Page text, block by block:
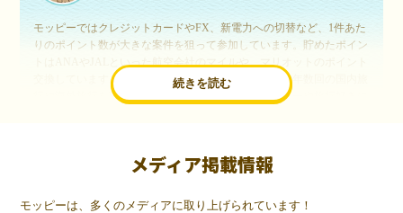
続きを読む
モッピーではクレジットカードやFX、新電力への切替など、1件あた
りのポイント数が大きな案件を狙って参加しています。貯めたポイン
交換しています。このようにすることで、ほぼ無料で年数回の国内旅
行や海外旅行を実現しています。モッピーは陸マイラーや旅行好きに
いつものネットショッピングが、モッピーでお得
（20代・女性）
メディア掲載情報
モッピーは、多くのメディアに取り上げられています！